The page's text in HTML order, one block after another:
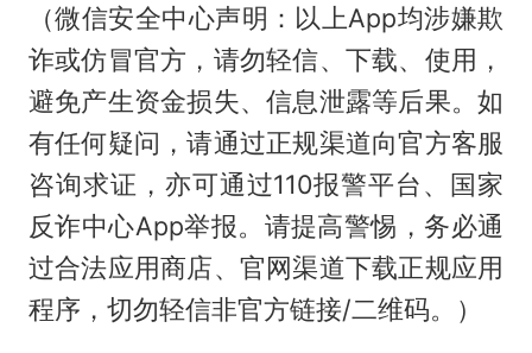
（微信安全中心声明：以上App均涉嫌欺
诈或仿冒官方，请勿轻信、下载、使用，
避免产生资金损失、信息泄露等后果。如
有任何疑问，请通过正规渠道向官方客服
咨询求证，亦可通过110报警平台、国家
反诈中心App举报。请提高警惕，务必通
过合法应用商店、官网渠道下载正规应用
程序，切勿轻信非官方链接/二维码。）